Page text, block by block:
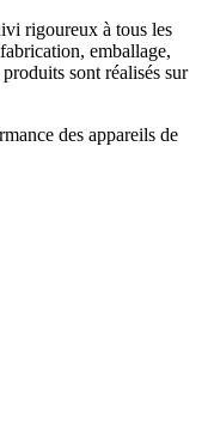
rigoureux à tous les
emballage,
sont réalisés sur
des appareils de